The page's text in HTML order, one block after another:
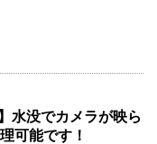
水没でカメラが映ら
可能です！